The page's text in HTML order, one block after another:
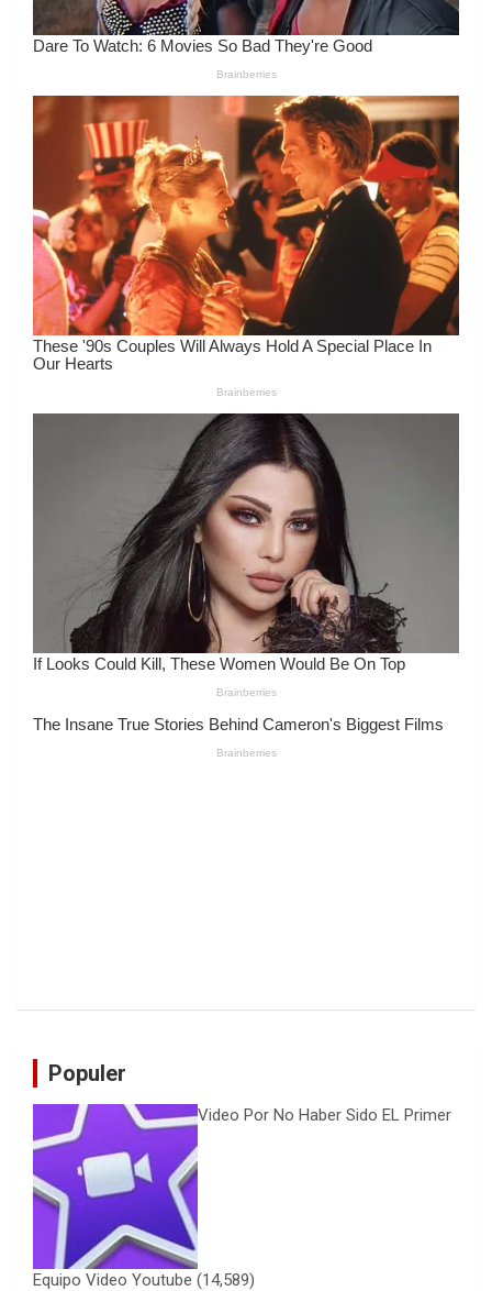
Populer
Video Por No Haber Sido EL Primer
Equipo Video Youtube (14,589)